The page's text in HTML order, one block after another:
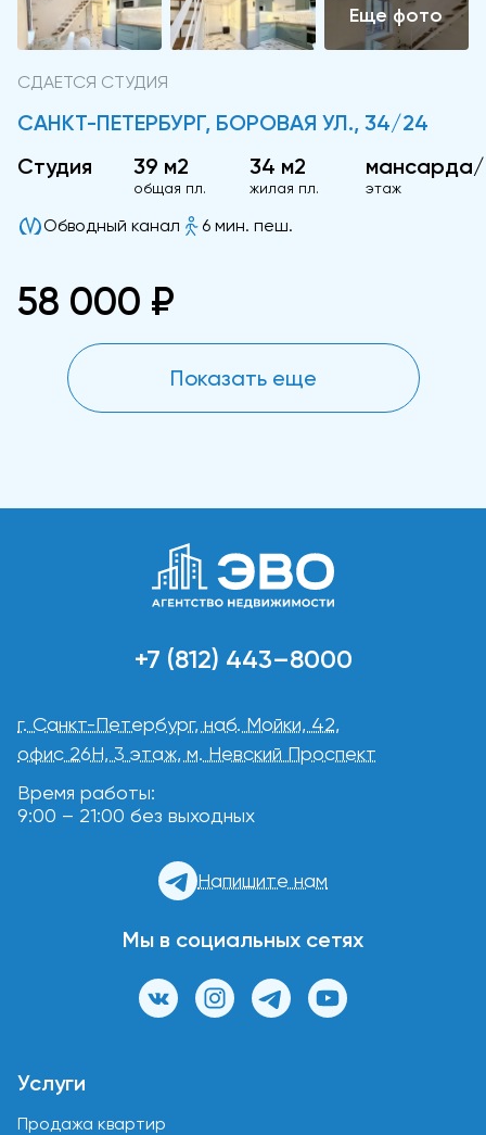
СДАЕТСЯ СТУДИЯ
САНКТ-ПЕТЕРБУРГ, БОРОВАЯ УЛ., 34/24
Студия
39 м2
общая пл.
34 м2
жилая пл. этаж
Обводный канал 6 мин. пеш.
58 000 ₽
Показать еще
+7 (812) 443–8000
г. Санкт-Петербург, наб. Мойки, 42,
офис 26Н, 3 этаж, м. Невский Проспект
Время работы:
9:00 – 21:00 без выходных
Напишите нам
Мы в социальных сетях
Услуги
Продажа квартир